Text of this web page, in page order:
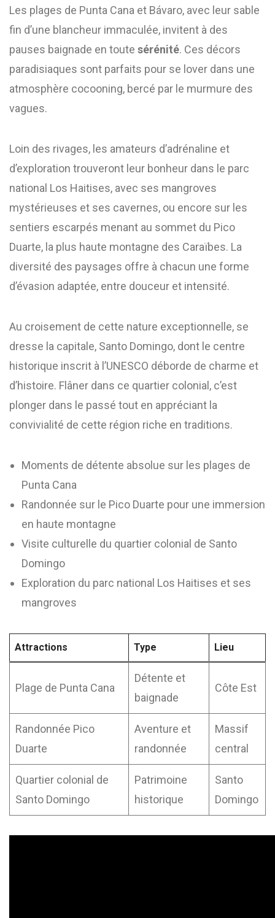
Les plages de Punta Cana et Bávaro, avec leur sable
fin d’une blancheur immaculée, invitent à des
pauses baignade en toute sérénité. Ces décors
paradisiaques sont parfaits pour se lover dans une
atmosphère cocooning, bercé par le murmure des
vagues.
Loin des rivages, les amateurs d’adrénaline et
d’exploration trouveront leur bonheur dans le parc
national Los Haitises, avec ses mangroves
mystérieuses et ses cavernes, ou encore sur les
sentiers escarpés menant au sommet du Pico
Duarte, la plus haute montagne des Caraïbes. La
diversité des paysages offre à chacun une forme
d’évasion adaptée, entre douceur et intensité.
Au croisement de cette nature exceptionnelle, se
dresse la capitale, Santo Domingo, dont le centre
historique inscrit à l’UNESCO déborde de charme et
d’histoire. Flâner dans ce quartier colonial, c’est
plonger dans le passé tout en appréciant la
convivialité de cette région riche en traditions.
Moments de détente absolue sur les plages de
Punta Cana
Randonnée sur le Pico Duarte pour une immersion
en haute montagne
Visite culturelle du quartier colonial de Santo
Domingo
Exploration du parc national Los Haitises et ses
mangroves
Attractions Type Lieu
Plage de Punta Cana
Détente et
baignade
Côte Est
Randonnée Pico
Duarte
Aventure et
randonnée
Massif
central
Quartier colonial de
Santo Domingo
Patrimoine
historique
Santo
Domingo